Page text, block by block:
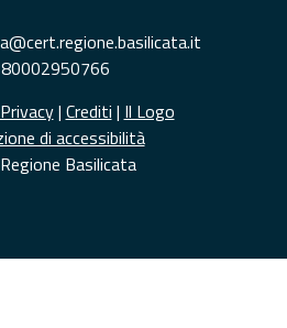
80002950766
Privacy| Crediti | Il Logo
di accessibilità
Basilicata